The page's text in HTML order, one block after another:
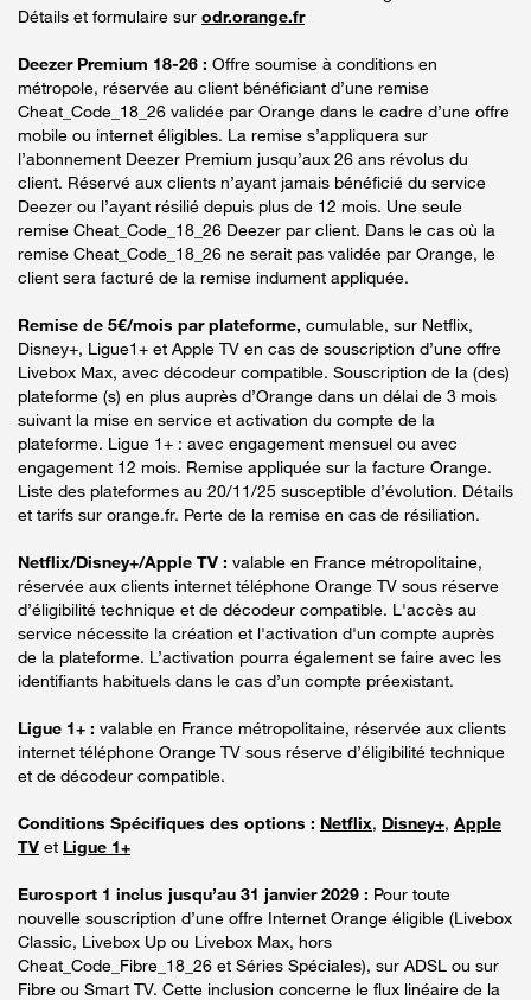
Détails et formulaire sur odr.orange.fr
Deezer Premium 18-26 : Offre soumise à conditions en
métropole, réservée au client bénéficiant d’une remise
Cheat_Code_18_26 validée par Orange dans le cadre d’une offre
mobile ou internet éligibles. La remise s’appliquera sur
l’abonnement Deezer Premium jusqu’aux 26 ans révolus du
client. Réservé aux clients n’ayant jamais bénéficié du service
Deezer ou l’ayant résilié depuis plus de 12 mois. Une seule
remise Cheat_Code_18_26 Deezer par client. Dans le cas où la
remise Cheat_Code_18_26 ne serait pas validée par Orange, le
client sera facturé de la remise indument appliquée.
Remise de 5€/mois par plateforme, cumulable, sur Netflix,
Disney+, Ligue1+ et Apple TV en cas de souscription d’une offre
Livebox Max, avec décodeur compatible. Souscription de la (des)
plateforme (s) en plus auprès d’Orange dans un délai de 3 mois
suivant la mise en service et activation du compte de la
plateforme. Ligue 1+ : avec engagement mensuel ou avec
engagement 12 mois. Remise appliquée sur la facture Orange.
Liste des plateformes au 20/11/25 susceptible d’évolution. Détails
et tarifs sur orange.fr. Perte de la remise en cas de résiliation.
Netflix/Disney+/Apple TV : valable en France métropolitaine,
réservée aux clients internet téléphone Orange TV sous réserve
d’éligibilité technique et de décodeur compatible. L'accès au
service nécessite la création et l'activation d'un compte auprès
de la plateforme. L’activation pourra également se faire avec les
identifiants habituels dans le cas d’un compte préexistant.
Ligue 1+ : valable en France métropolitaine, réservée aux clients
internet téléphone Orange TV sous réserve d’éligibilité technique
et de décodeur compatible.
Conditions Spécifiques des options : Netflix, Disney+, Apple
TV et Ligue 1+
Eurosport 1 inclus jusqu’au 31 janvier 2029 : Pour toute
nouvelle souscription d’une offre Internet Orange éligible (Livebox
Classic, Livebox Up ou Livebox Max, hors
Cheat_Code_Fibre_18_26 et Séries Spéciales), sur ADSL ou sur
Fibre ou Smart TV. Cette inclusion concerne le flux linéaire de la